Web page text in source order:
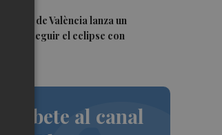
de València lanza un
para seguir el eclipse con
al canal